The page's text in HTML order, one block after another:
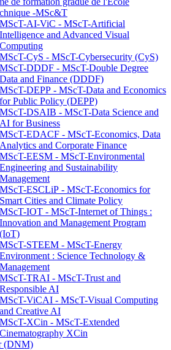
-MSc&T
MScT-AI-ViC - MScT-Artificial
Intelligence and Advanced Visual
Computing
MScT-CyS - MScT-Cybersecurity (CyS)
MScT-DDDF - MScT-Double Degree
Data and Finance (DDDF)
MScT-DEPP - MScT-Data and Economics
for Public Policy (DEPP)
MScT-DSAIB - MScT-Data Science and
AI for Business
MScT-EDACF - MScT-Economics, Data
Analytics and Corporate Finance
MScT-EESM - MScT-Environmental
Engineering and Sustainability
Management
MScT-ESCLiP - MScT-Economics for
Smart Cities and Climate Policy
MScT-IOT - MScT-Internet of Things :
Innovation and Management Program
(IoT)
MScT-STEEM - MScT-Energy
Environment : Science Technology &
Management
MScT-TRAI - MScT-Trust and
Responsible AI
MScT-ViCAI - MScT-Visual Computing
and Creative AI
MScT-XCin - MScT-Extended
Cinematography XCin
(DNM)